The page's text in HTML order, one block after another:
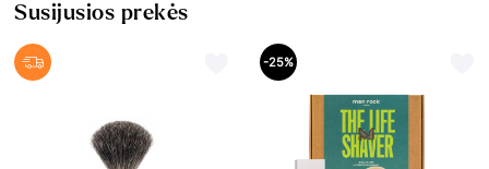
Susijusios prekės
-25%